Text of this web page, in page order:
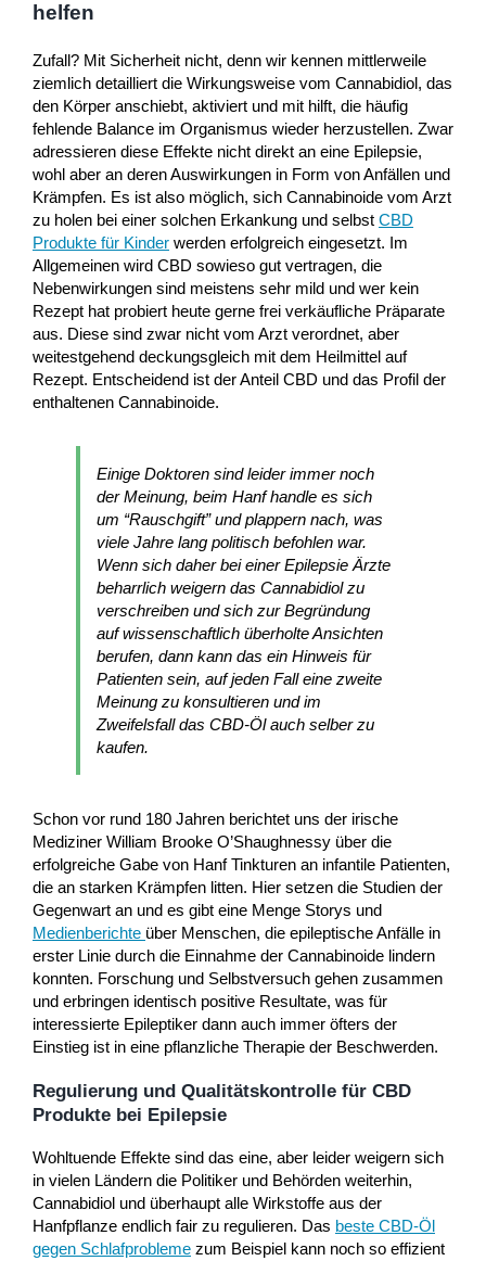
helfen
Zufall? Mit Sicherheit nicht, denn wir kennen mittlerweile
ziemlich detailliert die Wirkungsweise vom Cannabidiol, das
den Körper anschiebt, aktiviert und mit hilft, die häufig
fehlende Balance im Organismus wieder herzustellen. Zwar
adressieren diese Effekte nicht direkt an eine Epilepsie,
wohl aber an deren Auswirkungen in Form von Anfällen und
Krämpfen. Es ist also möglich, sich Cannabinoide vom Arzt
zu holen bei einer solchen Erkankung und selbst CBD
Produkte für Kinderwerden erfolgreich eingesetzt. Im
Allgemeinen wird CBD sowieso gut vertragen, die
Nebenwirkungen sind meistens sehr mild und wer kein
Rezept hat probiert heute gerne frei verkäufliche Präparate
aus. Diese sind zwar nicht vom Arzt verordnet, aber
weitestgehend deckungsgleich mit dem Heilmittel auf
Rezept. Entscheidend ist der Anteil CBD und das Profil der
enthaltenen Cannabinoide.
Einige Doktoren sind leider immer noch
der Meinung, beim Hanf handle es sich
um “Rauschgift” und plappern nach, was
viele Jahre lang politisch befohlen war.
Wenn sich daher bei einer Epilepsie Ärzte
beharrlich weigern das Cannabidiol zu
verschreiben und sich zur Begründung
auf wissenschaftlich überholte Ansichten
berufen, dann kann das ein Hinweis für
Patienten sein, auf jeden Fall eine zweite
Meinung zu konsultieren und im
Zweifelsfall das CBD-Öl auch selber zu
kaufen.
Schon vor rund 180 Jahren berichtet uns der irische
Mediziner William Brooke O’Shaughnessy über die
erfolgreiche Gabe von Hanf Tinkturen an infantile Patienten,
die an starken Krämpfen litten. Hier setzen die Studien der
Gegenwart an und es gibt eine Menge Storys und
Medienberichte über Menschen, die epileptische Anfälle in
erster Linie durch die Einnahme der Cannabinoide lindern
konnten. Forschung und Selbstversuch gehen zusammen
und erbringen identisch positive Resultate, was für
interessierte Epileptiker dann auch immer öfters der
Einstieg ist in eine pflanzliche Therapie der Beschwerden.
Regulierung und Qualitätskontrolle für CBD
Produkte bei Epilepsie
Wohltuende Effekte sind das eine, aber leider weigern sich
in vielen Ländern die Politiker und Behörden weiterhin,
Cannabidiol und überhaupt alle Wirkstoffe aus der
Hanfpflanze endlich fair zu regulieren. Das beste CBD-Öl
gegen Schlafproblemezum Beispiel kann noch so effizient